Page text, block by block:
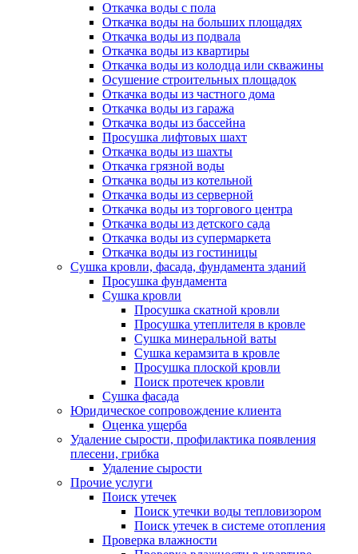
Откачка воды с пола
Откачка воды на больших площадях
Откачка воды из подвала
Откачка воды из квартиры
Откачка воды из колодца или скважины
Осушение строительных площадок
Откачка воды из частного дома
Откачка воды из гаража
Откачка воды из бассейна
Просушка лифтовых шахт
Откачка воды из шахты
Откачка грязной воды
Откачка воды из котельной
Откачка воды из серверной
Откачка воды из торгового центра
Откачка воды из детского сада
Откачка воды из супермаркета
Откачка воды из гостиницы
Сушка кровли, фасада, фундамента зданий
Просушка фундамента
Сушка кровли
Просушка скатной кровли
Просушка утеплителя в кровле
Сушка минеральной ваты
Сушка керамзита в кровле
Просушка плоской кровли
Поиск протечек кровли
Сушка фасада
Юридическое сопровождение клиента
Оценка ущерба
Удаление сырости, профилактика появления
плесени, грибка
Удаление сырости
Прочие услуги
Поиск утечек
Поиск утечки воды тепловизором
Поиск утечек в системе отопления
Проверка влажности